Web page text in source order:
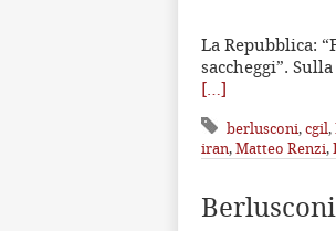
La Repubblica:
saccheggi”.
[…]
berlusconi,cgil,
iran,Matteo Renzi,